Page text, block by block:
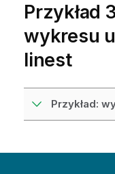
Przykład
wykresu
linest
Przykład: